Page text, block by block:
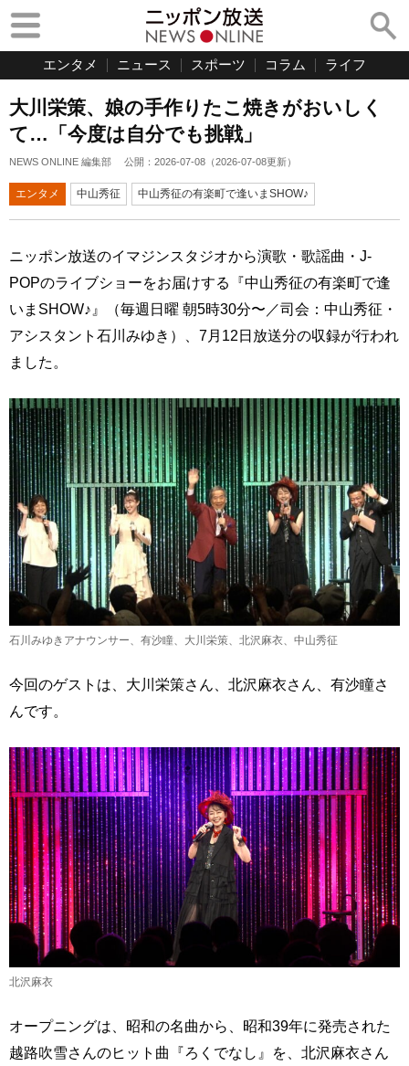
エンタメ ニュース スポーツ コラム ライフ
大川栄策、娘の手作りたこ焼きがおいしく
て…「今度は自分でも挑戦」
NEWS ONLINE 編集部 公開： 2026-07-08 （2026-07-08更新）
エンタメ 中山秀征 中山秀征の有楽町で逢いまSHOW♪
ニッポン放送のイマジンスタジオから演歌・歌謡曲・J-
POPのライブショーをお届けする『中山秀征の有楽町で逢
いまSHOW♪』（毎週日曜 朝5時30分〜／司会：中山秀征・
アシスタント石川みゆき）、7月12日放送分の収録が行われ
ました。
石川みゆきアナウンサー、有沙瞳、大川栄策、北沢麻衣、中山秀征
今回のゲストは、大川栄策さん、北沢麻衣さん、有沙瞳さ
んです。
北沢麻衣
オープニングは、昭和の名曲から、昭和39年に発売された
越路吹雪さんのヒット曲『ろくでなし』を、北沢麻衣さん